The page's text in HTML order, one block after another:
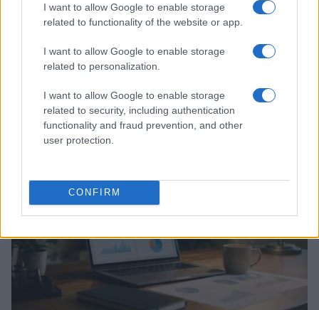
I want to allow Google to enable storage
related to functionality of the website or app.
I want to allow Google to enable storage
related to personalization.
I want to allow Google to enable storage
related to security, including authentication
functionality and fraud prevention, and other
user protection.
CONFIRM
energetica nel 2026
Linda Pellegrini · 8 Ago 2026
FOCUS PMI